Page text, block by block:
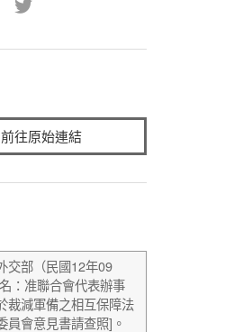
前往原始連結